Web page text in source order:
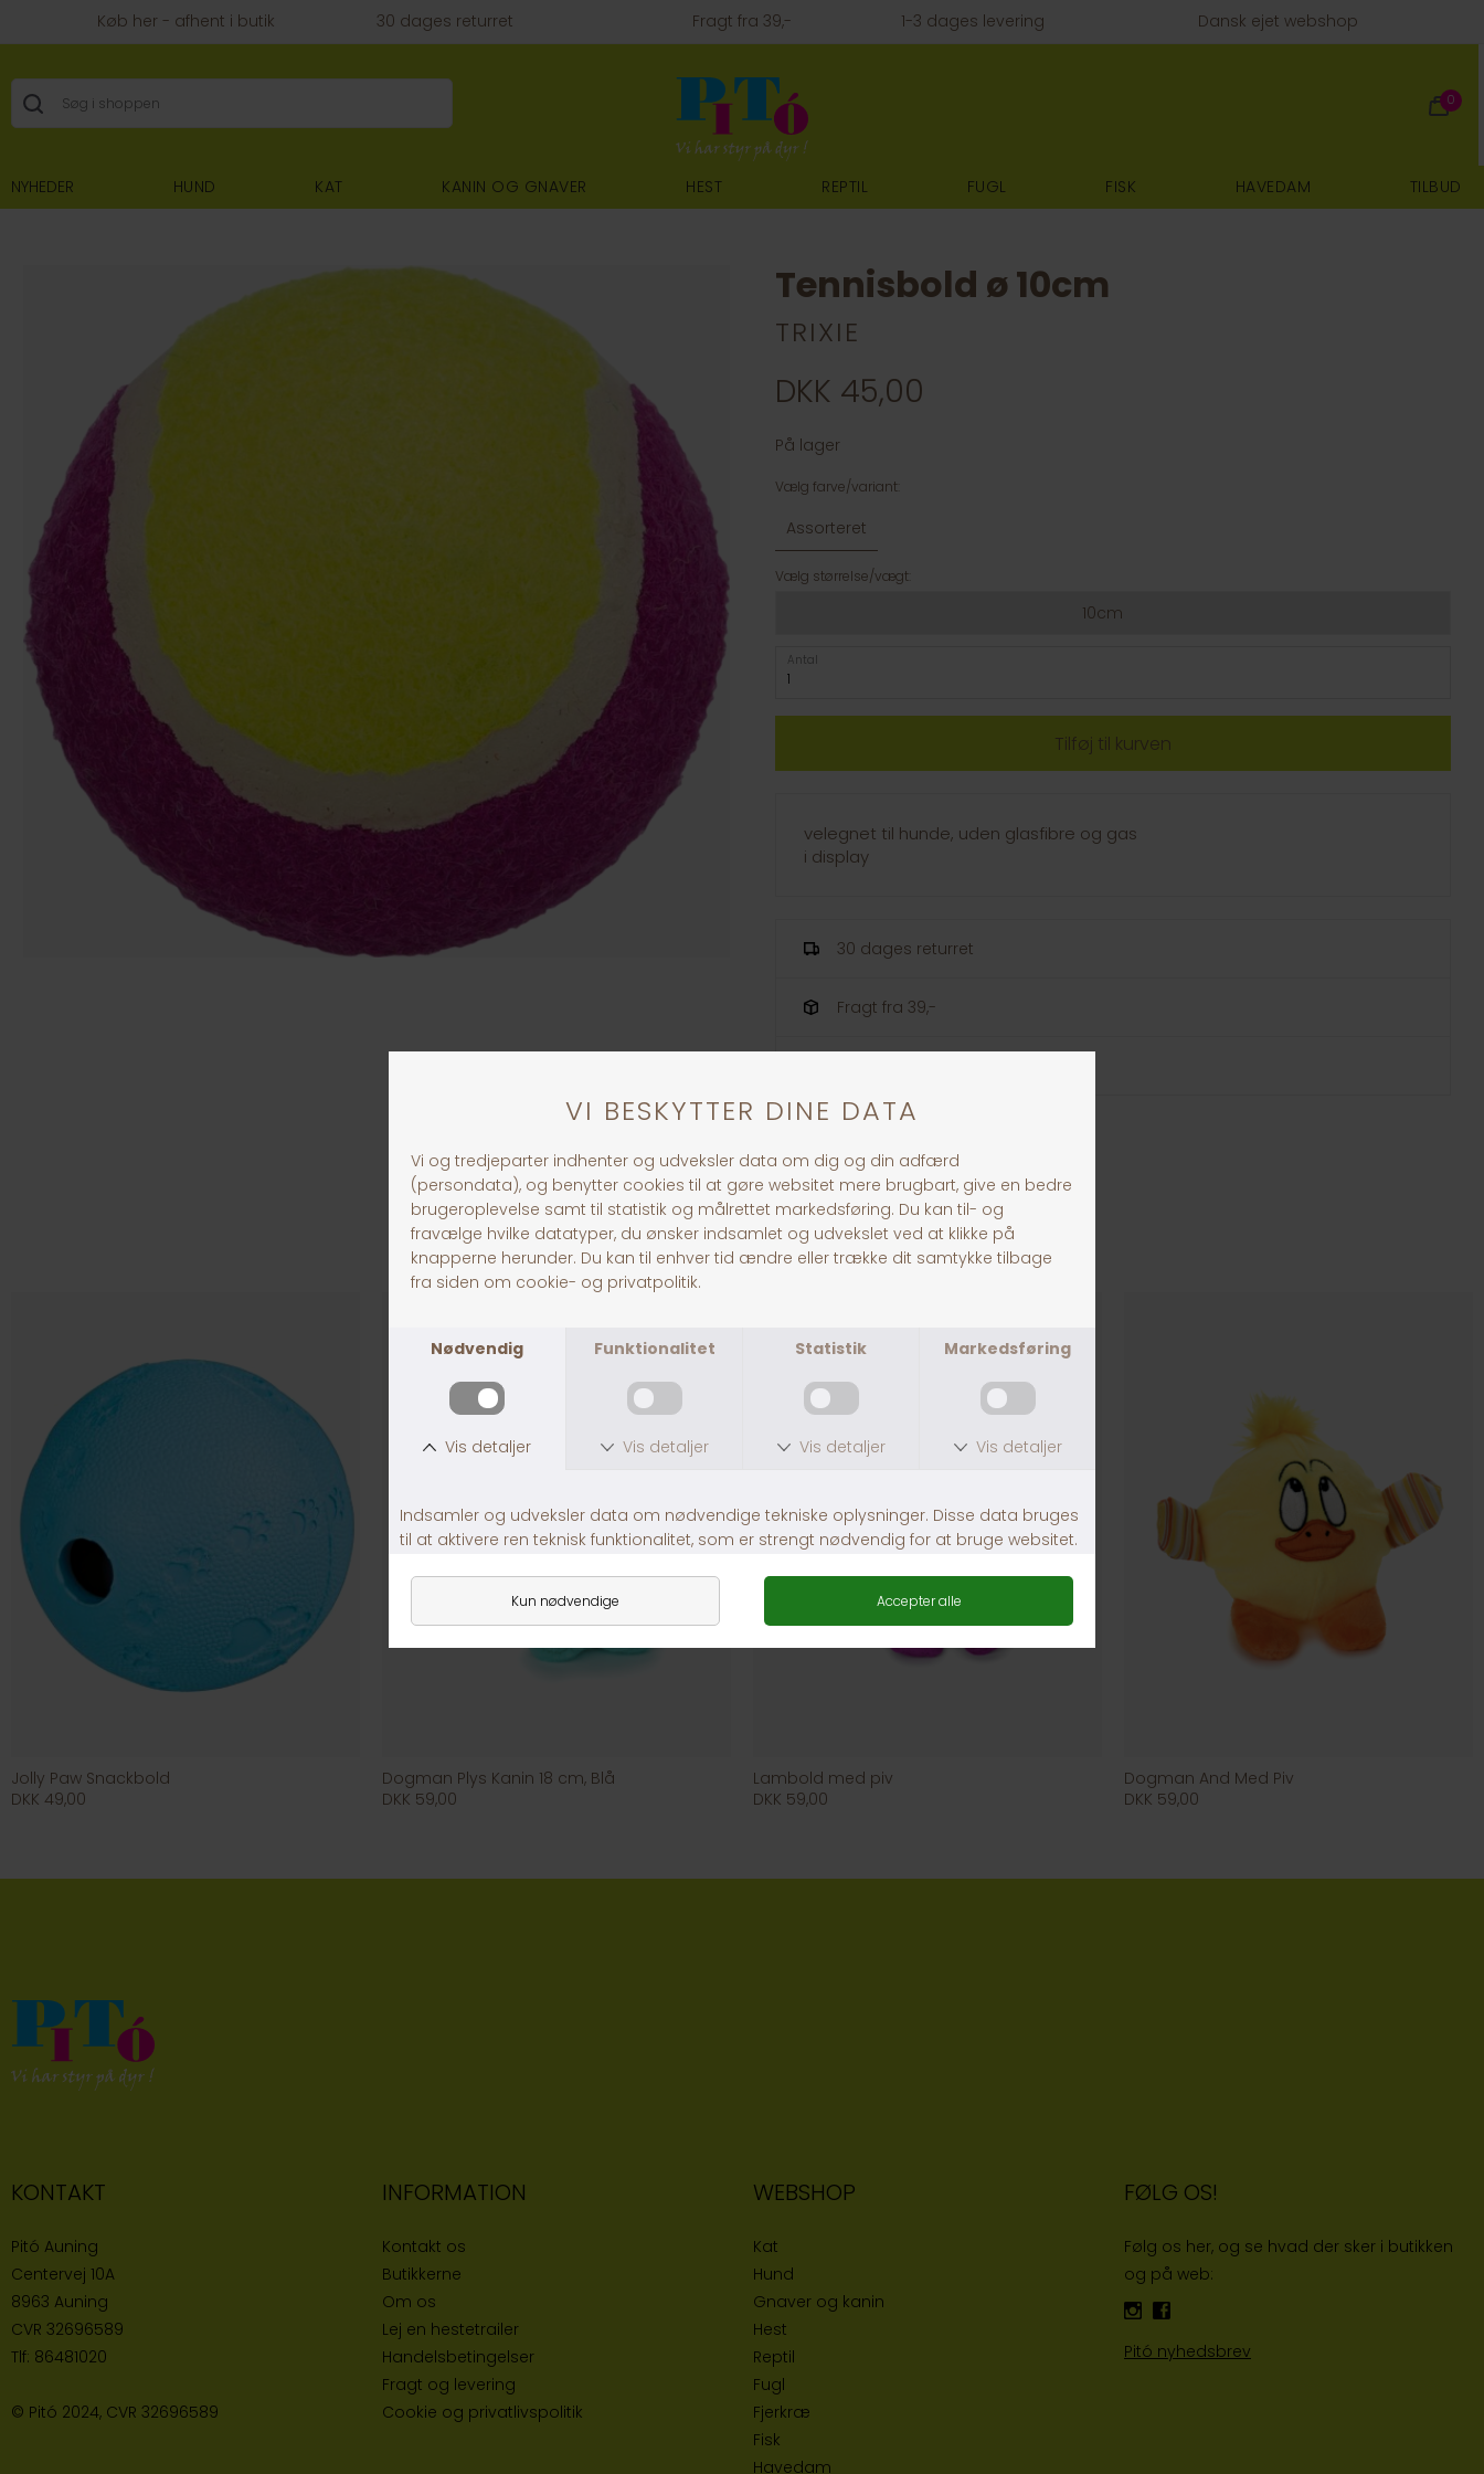
Køb her - afhent i butik 30 dages returret Fragt fra 39,- 1-3 dages levering Dansk ejet webshop
0
NYHEDER HUND KAT KANIN OG GNAVER HEST REPTIL FUGL FISK HAVEDAM TILBUD
Tennisbold ø 10cm
TRIXIE
DKK 45,00
På lager
Vælg farve/variant:
Assorteret
Vælg størrelse/vægt:
10cm
Antal
velegnet til hunde, uden glasfibre og gas
i display
30 dages returret
Fragt fra 39,-
ANDRE KØBTE OGSÅ
Jolly Paw Snackbold
DKK 49,00
Dogman Plys Kanin 18 cm, Blå
DKK 59,00
Lambold med piv
DKK 59,00
Dogman And Med Piv
DKK 59,00
KONTAKT
Pitó Auning
Centervej 10A
8963 Auning
CVR 32696589
Tlf: 86481020
© Pitó 2024, CVR 32696589
INFORMATION
Kontakt os
Butikkerne
Om os
Lej en hestetrailer
Handelsbetingelser
Fragt og levering
Cookie og privatlivspolitik
WEBSHOP
Kat
Hund
Gnaver og kanin
Hest
Reptil
Fugl
Fjerkræ
Fisk
Havedam
FØLG OS!
Følg os her, og se hvad der sker i butikken
og på web:
Pitó nyhedsbrev